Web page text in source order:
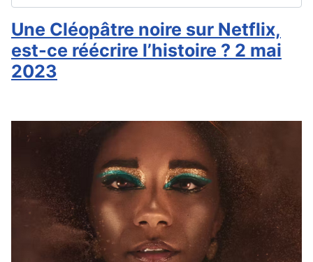
Une Cléopâtre noire sur Netflix,
est-ce réécrire l’histoire ? 2 mai
2023